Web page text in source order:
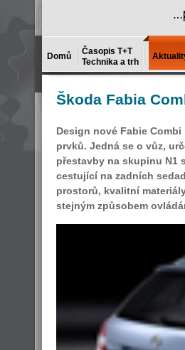
Domů
Časopis T+T
Technika a trh
Škoda Fabia
Design nové Fabie
prvků. Jedná se o vůz,
přestavby na skupinu N1
cestující na zadních
prostorů, kvalitní
stejným způsobem